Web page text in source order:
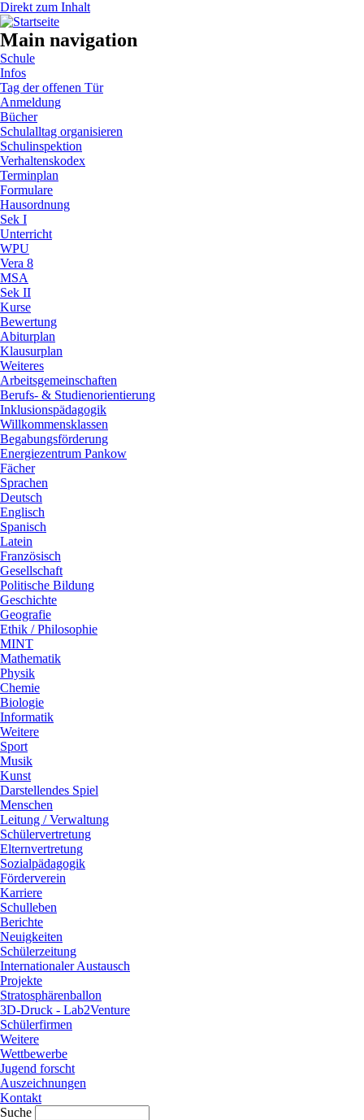
Direkt zum Inhalt
Main navigation
Schule
Infos
Tag der offenen Tür
Anmeldung
Bücher
Schulalltag organisieren
Schulinspektion
Verhaltenskodex
Terminplan
Formulare
Hausordnung
Sek I
Unterricht
WPU
Vera 8
MSA
Sek II
Kurse
Bewertung
Abiturplan
Klausurplan
Weiteres
Arbeitsgemeinschaften
Berufs- & Studienorientierung
Inklusionspädagogik
Willkommensklassen
Begabungsförderung
Energiezentrum Pankow
Fächer
Sprachen
Deutsch
Englisch
Spanisch
Latein
Französisch
Gesellschaft
Politische Bildung
Geschichte
Geografie
Ethik / Philosophie
MINT
Mathematik
Physik
Chemie
Biologie
Informatik
Weitere
Sport
Musik
Kunst
Darstellendes Spiel
Menschen
Leitung / Verwaltung
Schülervertretung
Elternvertretung
Sozialpädagogik
Förderverein
Karriere
Schulleben
Berichte
Neuigkeiten
Schülerzeitung
Internationaler Austausch
Projekte
Stratosphärenballon
3D-Druck - Lab2Venture
Schülerfirmen
Weitere
Wettbewerbe
Jugend forscht
Auszeichnungen
Kontakt
Suche